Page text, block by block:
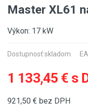
Master XL61
Výkon: 17 kW
Dostupnosť:skladom
1 133,45 € s
921,50 € bez DPH